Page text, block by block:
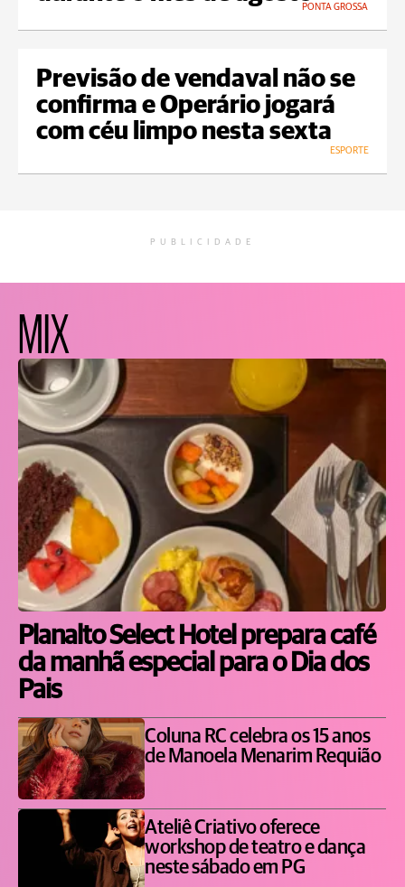
PONTA GROSSA
Previsão de vendaval não se
confirma e Operário jogará
com céu limpo nesta sexta
ESPORTE
PUBLICIDADE
MIX
Planalto Select Hotel prepara café
da manhã especial para o Dia dos
Pais
Coluna RC celebra os 15 anos
de Manoela Menarim Requião
Ateliê Criativo oferece
workshop de teatro e dança
neste sábado em PG